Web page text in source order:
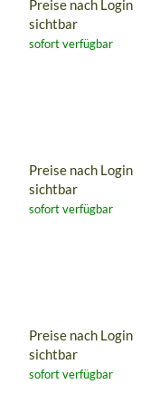
Preise nach Login
sichtbar
sofort verfügbar
Preise nach Login
sichtbar
sofort verfügbar
Preise nach Login
sichtbar
sofort verfügbar